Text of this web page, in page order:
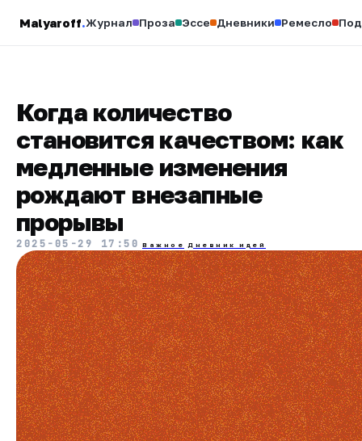
Malyaroff.Журнал Проза Эссе Дневники Ремесло
Когда количество
становится качеством: как
медленные изменения
рождают внезапные
прорывы
2025-05-29 17:50 Важное Дневник идей